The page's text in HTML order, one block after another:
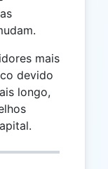
mais
devido
longo,